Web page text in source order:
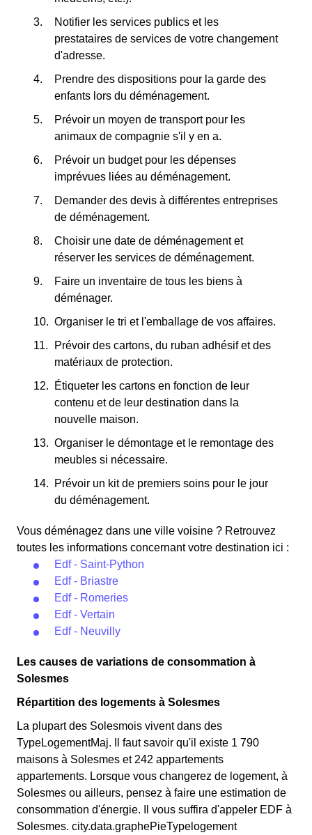
Notifier les services publics et les
prestataires de services de votre changement
d'adresse.
Prendre des dispositions pour la garde des
enfants lors du déménagement.
Prévoir un moyen de transport pour les
animaux de compagnie s'il y en a.
Prévoir un budget pour les dépenses
imprévues liées au déménagement.
Demander des devis à différentes entreprises
de déménagement.
Choisir une date de déménagement et
réserver les services de déménagement.
Faire un inventaire de tous les biens à
déménager.
Organiser le tri et l'emballage de vos affaires.
Prévoir des cartons, du ruban adhésif et des
matériaux de protection.
Étiqueter les cartons en fonction de leur
contenu et de leur destination dans la
nouvelle maison.
Organiser le démontage et le remontage des
meubles si nécessaire.
Prévoir un kit de premiers soins pour le jour
du déménagement.
Vous déménagez dans une ville voisine ? Retrouvez
toutes les informations concernant votre destination ici :
Edf - Saint-Python
Edf - Briastre
Edf - Romeries
Edf - Vertain
Edf - Neuvilly
Les causes de variations de consommation à
Solesmes
Répartition des logements à Solesmes
La plupart des Solesmois vivent dans des
TypeLogementMaj. Il faut savoir qu'il existe 1 790
maisons à Solesmes et 242 appartements
appartements. Lorsque vous changerez de logement, à
Solesmes ou ailleurs, pensez à faire une estimation de
consommation d'énergie. Il vous suffira d'appeler EDF à
Solesmes. city.data.graphePieTypelogement